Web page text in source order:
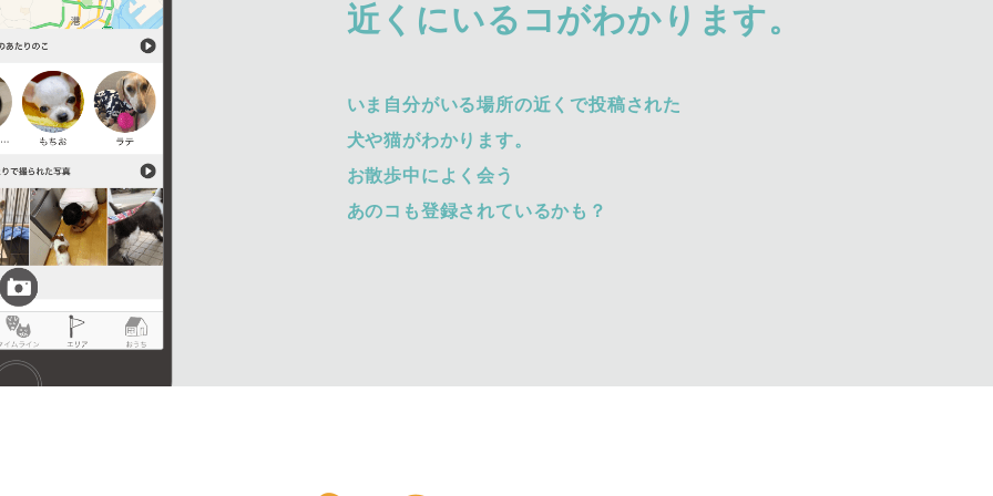
近くにいるコがわかります。
いま自分がいる場所の近くで投稿された
犬や猫がわかります。
お散歩中によく会う
あのコも登録されているかも？